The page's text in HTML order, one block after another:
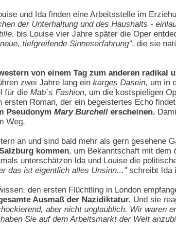
und Ida finden eine Arbeitsstelle im
der Unterhaltung und des Haushalts -
, bis Louise vier Jahre später die Oper
tiefgreifende Sinneserfahrung", die sie
von einem Tag zum anderen radikal
zwei Jahre lang ein karges Dasein, um in
für die Mab´s Fashion, um die kostspieligen
Roman, der ein begeistertes Echo
Pseudonym Mary Burchell erscheinen.
Weg.
an und sind bald mehr als gern gesehene
kommen, um Bekanntschaft mit dem
unterschätzen Ida und Louise die
das ist eigentlich alles Unsinn..."schreibt Ida
den ersten Flüchtling in London
Ausmaß der Nazidiktatur. Und sie
aber nicht unglaublich. Wir waren
Sie auf dem Arbeitsmarkt der Welt